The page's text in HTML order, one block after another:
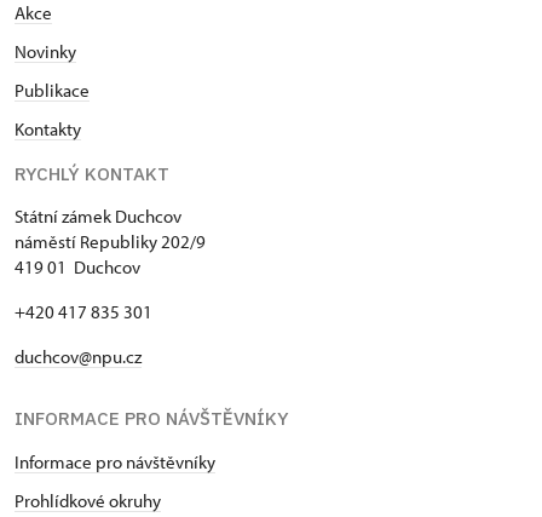
Akce
Novinky
Publikace
Kontakty
RYCHLÝ KONTAKT
Státní zámek Duchcov
náměstí Republiky 202/9
419 01 Duchcov
+420 417 835 301
duchcov@npu.cz
INFORMACE PRO NÁVŠTĚVNÍKY
Informace pro návštěvníky
Prohlídkové okruhy